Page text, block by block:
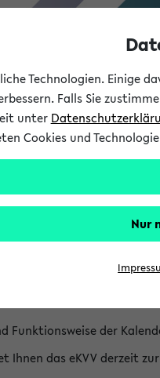
Studium
Möglichkeit,
Funktionsweise der
Ihnen das eKVV derzeit
Technologien. Einige
Falls Sie
unter
Cookies und
Nur